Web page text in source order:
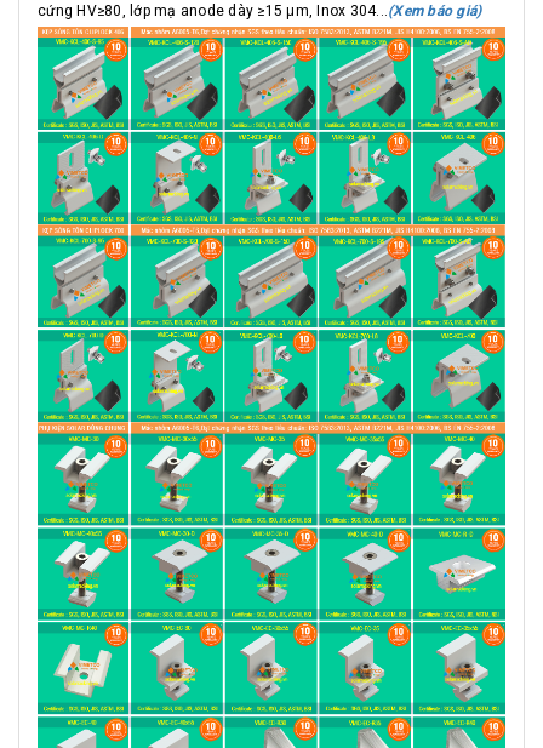
cứng HV≥80, lớp mạ anode dày ≥15 μm, Inox 304...(Xem báo giá)